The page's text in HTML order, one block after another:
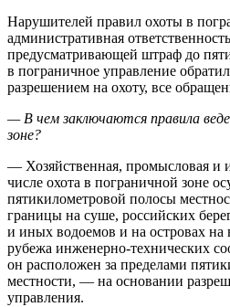
Нарушителей правил охоты в
административная
предусматривающей штраф до
в пограничное управление
разрешением на охоту, все
— В чем заключаются правила
зоне?
— Хозяйственная, промысловая и
числе охота в пограничной зоне
пятикилометровой полосы
границы на суше, российских
и иных водоемов и на островах на
рубежа инженерно-технических
он расположен за пределами
местности, — на основании
управления.